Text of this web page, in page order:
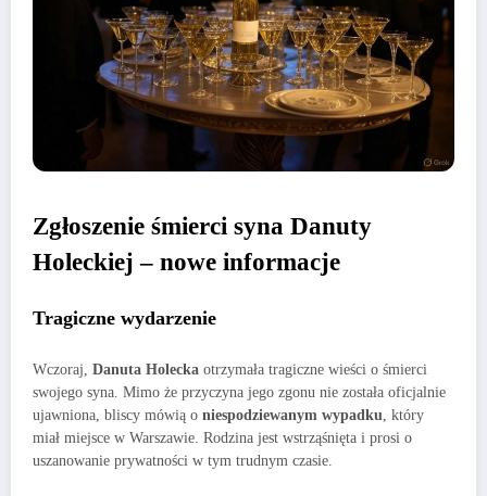
Zgłoszenie śmierci syna Danuty
Holeckiej – nowe informacje
Tragiczne wydarzenie
Wczoraj, Danuta Holecka otrzymała tragiczne wieści o śmierci
swojego syna. Mimo że przyczyna jego zgonu nie została oficjalnie
ujawniona, bliscy mówią o niespodziewanym wypadku , który
miał miejsce w Warszawie. Rodzina jest wstrząśnięta i prosi o
uszanowanie prywatności w tym trudnym czasie.